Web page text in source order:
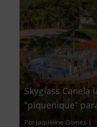
Skyglass Canela
“piquenique”
Por Jaqueline Gomes |